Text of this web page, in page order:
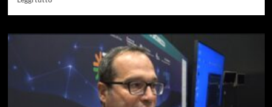
regioni
su
Pallavolo,
Durigon
presidente